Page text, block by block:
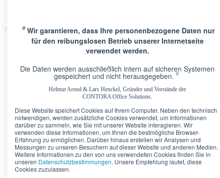
〃Wir garantieren, dass Ihre personenbezogene Daten nur
für den reibungslosen Betrieb unserer Internetseite
verwendet werden.
Die Daten werden ausschließlich intern auf sicheren Systemen
gespeichert und nicht herausgegeben.〃
Helmut Arend & Lars Henckel, Gründer und Vorstände der
CONTORA Office Solutions.
Diese Website speichert Cookies auf Ihrem Computer. Neben den technisch
notwendigen, werden zusätzliche Cookies verwendet, um Informationen
darüber zu sammeln, wie Sie mit unserer Website interagieren. Wir
verwenden diese Informationen, um Ihnen die bestmögliche Browser-
Erfahrung zu ermöglichen. Darüber hinaus erstellen wir Analysen und
Messungen zu unseren Besuchern auf dieser Website und anderen Medien.
Weitere Informationen zu den von uns verwendeten Cookies finden Sie in
unseren Datenschutzbestimmungen. Unsere Empfehlung lautet, diese
Cookies zuzulassen.
Please Update Your browser
Berlin · Upper West Kurfürstendamm 11
Düsseldorf · Kö-Quartier Breite Straße 22
Frankfurt · Marienturm Taunusanlage 9-10
Frankfurt · TaunusTurm Taunustor 1
Frankfurt · Winx Tower Neue Mainzer Straße 6-10
Hamburg · Alter WallAlter Wall 32
München · Palais an der Oper Maximilianstraße 2